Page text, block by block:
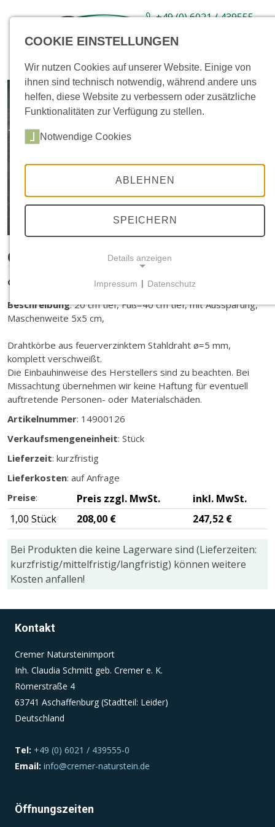
+49 (0) 6021 / 439555-
Sortiment Neuware Aktionsartikel
Gitttec, Ecke
Größe 80 cm hoch,100 cm breit, Außenecke links,
Beschreibung: 20 cm tief, Fuß=40 cm tief, mit Aussparung,
Maschenweite 5x5 cm,
Drahtkörbe aus feuerverzinktem Stahldraht ø=5 mm,
komplett verschweißt.
Die Einbauhinweise des Herstellers sind zu beachten. Bei
Missachtung übernehmen wir keine Haftung für eventuell
auftretende Personen- oder Materialschäden.
Artikelnummer: 14900126
Verkaufsmengeneinheit: Stück
Lieferzeit: kurzfristig
Lieferkosten: auf Anfrage
Preise: Preis zzgl. MwSt.
inkl. MwSt.
1,00 Stück
208,00 € 247,52 €
Bei Produkten die keine Lagerware sind (Lieferzeiten:
kurzfristig/mittelfristig/langfristig) können weitere
Kosten anfallen!
Kontakt
Cremer Natursteinimport
Inh. Claudia Schmitt geb. Cremer e. K.
Römerstraße 4
63741 Aschaffenburg (Stadtteil: Leider)
Deutschland
Tel: +49 (0) 6021 / 439555-0
Email: info@cremer-naturstein.de
Öffnungszeiten
COOKIE EINSTELLUNGEN
Wir nutzen Cookies auf unserer Website. Einige von
ihnen sind technisch notwendig, während andere uns
helfen, diese Website zu verbessern oder zusätzliche
Funktionalitäten zur Verfügung zu stellen.
Notwendige Cookies
ABLEHNEN
SPEICHERN
Details anzeigen
Notwendige Cookies ermöglichen grundlegende
der Website erforderlich.
CMS (Content Management System)
TYPO3
fe_typo_user
Zweck:
Wird für die unverwechselbare Identifizierung eines
bessere Bedienerführung, z.B. bei den Formularen
und im Sortiment
Cookie Laufzeit:
gelöscht (Sitzungscookie)
Einverständnis-Cookie
Name:
Dieser Cookie speichert die ausgewählten
Einverständnis-Optionen des Benutzers
1 Jahr
Impressum | Datenschutz